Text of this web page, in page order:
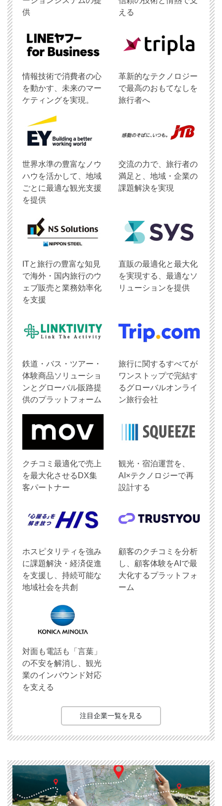
供
える
情報技術で消費者の心
を動かす、未来のマー
ケティングを実現。
革新的なテクノロジー
で最高のおもてなしを
旅行者へ
世界水準の豊富なノウ
ハウを活かして、地域
ごとに最適な観光支援
を提供
交流の力で、旅行者の
満足と、地域・企業の
課題解決を実現
ITと旅行の豊富な知見
で海外・国内旅行のウ
ェブ販売と業務効率化
を支援
直販の最適化と最大化
を実現する、最適なソ
リューションを提供
鉄道・バス・ツアー・
体験商品ソリューショ
ンとグローバル販路提
供のプラットフォーム
旅行に関するすべてが
ワンストップで完結す
るグローバルオンライ
ン旅行会社
クチコミ最適化で売上
を最大化させるDX集
客パートナー
観光・宿泊運営を、
AI×テクノロジーで再
設計する
ホスピタリティを強み
に課題解決・経済促進
を支援し、持続可能な
地域社会を共創
顧客のクチコミを分析
し、顧客体験をAIで最
大化するプラットフォ
ーム
対面も電話も「言葉」
の不安を解消し、観光
業のインバウンド対応
を支える
注目企業一覧を見る